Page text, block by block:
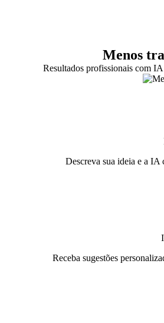
Menos
Resultados profissionais com
Descreva sua ideia e a IA
Receba sugestões